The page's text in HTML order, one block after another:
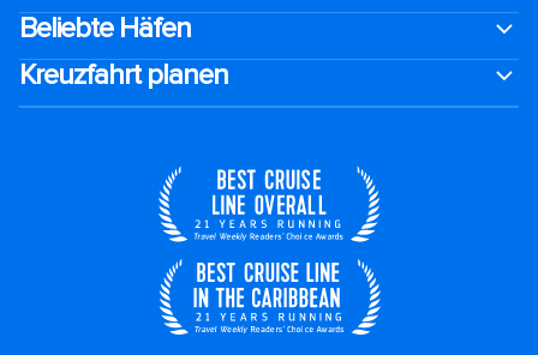
Beliebte Häfen
Kreuzfahrt planen